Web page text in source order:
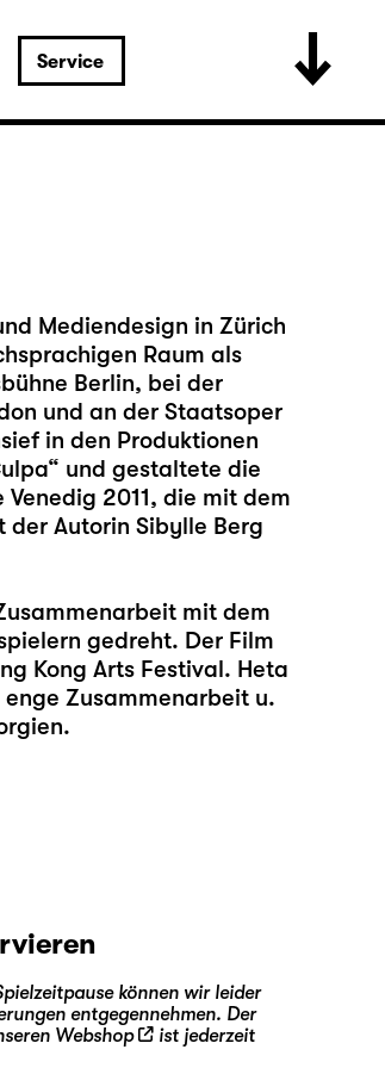
Service
Mediendesign in Zürich
Raum als
Berlin, bei der
und an der Staatsoper
in den Produktionen
und gestaltete die
2011, die mit dem
Autorin Sibylle Berg
mit dem
gedreht. Der Film
Kong Arts Festival. Heta
Zusammenarbeit u.
können wir leider
entgegennehmen. Der
Webshop
ist jederzeit